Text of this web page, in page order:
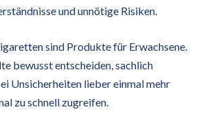
und unnötige Risiken.
sind Produkte für Erwachsene.
bewusst entscheiden, sachlich
Unsicherheiten lieber einmal mehr
zu schnell zugreifen.